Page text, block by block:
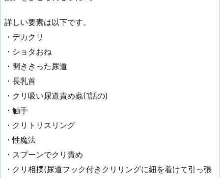
詳しい要素は以下です。
・デカクリ
・ショタおね
・開ききった尿道
・長乳首
・クリ吸い尿道責め蟲(1話の)
・触手
・クリトリスリング
・性魔法
・スプーンでクリ責め
・クリ相撲(尿道フック付きクリリングに紐を着けて引っ張